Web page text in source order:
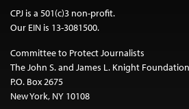
CPJ is a 501(c)3 non-profit.
Our EIN is 13-3081500.
Committee to Protect Journalists
The John S. and James L. Knight
P.O. Box 2675
New York, NY 10108